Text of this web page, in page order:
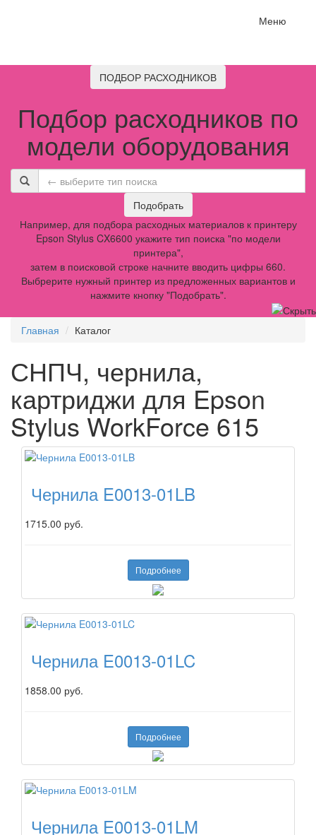
Меню
ПОДБОР РАСХОДНИКОВ
Подбор расходников по
модели оборудования
Подобрать
Например, для подбора расходных материалов к принтеру
Epson Stylus CX6600 укажите тип поиска "по модели
принтера",
затем в поисковой строке начните вводить цифры 660.
Выбрерите нужный принтер из предложенных вариантов и
нажмите кнопку "Подобрать".
Главная Каталог
СНПЧ, чернила,
картриджи для Epson
Stylus WorkForce 615
Чернила E0013-01LB
1715.00 руб.
Подробнее
Чернила E0013-01LC
1858.00 руб.
Подробнее
Чернила E0013-01LM